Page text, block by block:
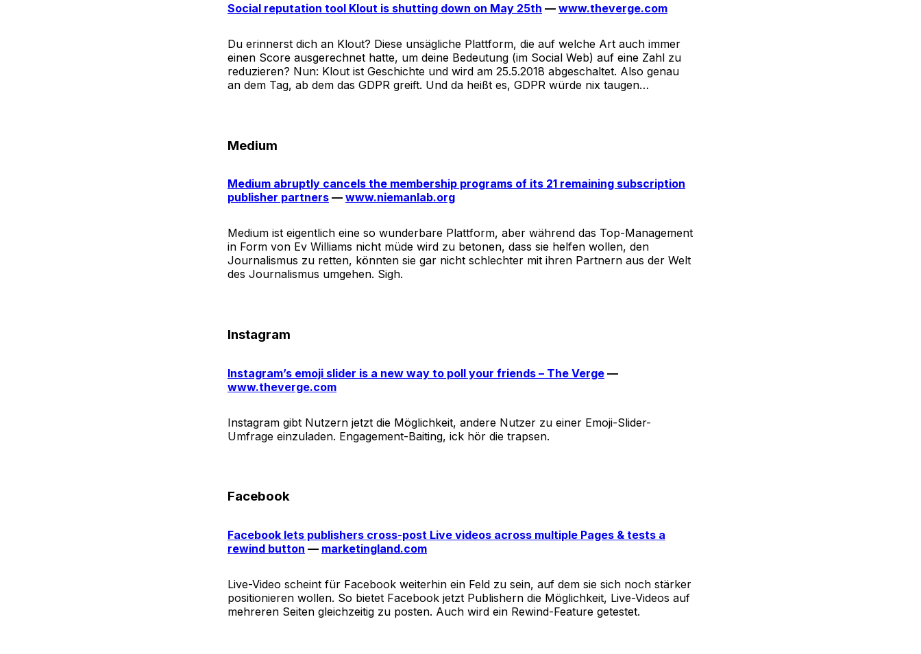
Social reputation tool Klout is shutting down on May 25th — www.theverge.com
Du erinnerst dich an Klout? Diese unsägliche Plattform, die auf welche Art auch immer
einen Score ausgerechnet hatte, um deine Bedeutung (im Social Web) auf eine Zahl zu
reduzieren? Nun: Klout ist Geschichte und wird am 25.5.2018 abgeschaltet. Also genau
an dem Tag, ab dem das GDPR greift. Und da heißt es, GDPR würde nix taugen…
Medium
Medium abruptly cancels the membership programs of its 21 remaining subscription
publisher partners — www.niemanlab.org
Medium ist eigentlich eine so wunderbare Plattform, aber während das Top-Management
in Form von Ev Williams nicht müde wird zu betonen, dass sie helfen wollen, den
Journalismus zu retten, könnten sie gar nicht schlechter mit ihren Partnern aus der Welt
des Journalismus umgehen. Sigh.
Instagram
Instagram’s emoji slider is a new way to poll your friends – The Verge —
www.theverge.com
Instagram gibt Nutzern jetzt die Möglichkeit, andere Nutzer zu einer Emoji-Slider-
Umfrage einzuladen. Engagement-Baiting, ick hör die trapsen.
Facebook
Facebook lets publishers cross-post Live videos across multiple Pages & tests a
rewind button — marketingland.com
Live-Video scheint für Facebook weiterhin ein Feld zu sein, auf dem sie sich noch stärker
positionieren wollen. So bietet Facebook jetzt Publishern die Möglichkeit, Live-Videos auf
mehreren Seiten gleichzeitig zu posten. Auch wird ein Rewind-Feature getestet.